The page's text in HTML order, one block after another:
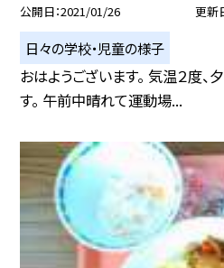
公開日 2021/01/26 更新
日々の学校・児童の様子
おはようございます。 気温２度、
す。 午前中晴れて運動場...